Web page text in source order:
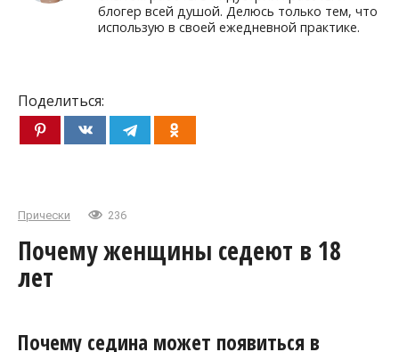
блогер всей душой. Делюсь только тем, что
использую в своей ежедневной практике.
Поделиться:
Прически 236
Почему женщины седеют в 18
лет
Почему седина может появиться в